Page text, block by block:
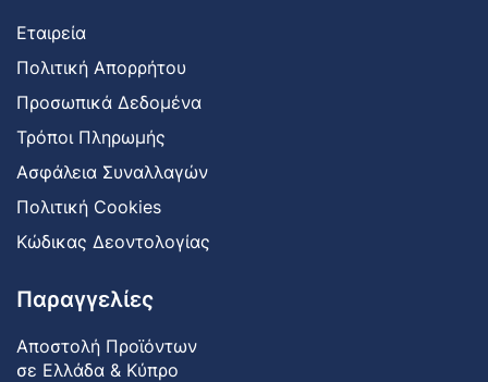
Εταιρεία
Πολιτική Απορρήτου
Προσωπικά Δεδομένα
Τρόποι Πληρωμής
Ασφάλεια Συναλλαγών
Πολιτική Cookies
Κώδικας Δεοντολογίας
Παραγγελίες
Αποστολή Προϊόντων
σε Ελλάδα & Κύπρο